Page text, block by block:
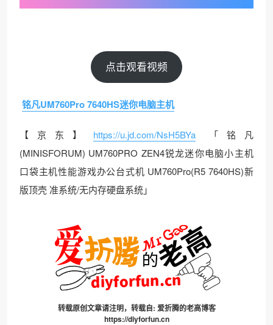
点击观看视频
铭凡UM760Pro 7640HS迷你电脑主机
【京东】 https://u.jd.com/NsH5BYa
「铭凡
(MINISFORUM) UM760PRO ZEN4锐龙迷你电脑小主机
口袋主机性能游戏办公台式机 UM760Pro(R5 7640HS)新
版顶壳 准系统/无内存硬盘系统」
转载原创文章请注明，转载自: 爱折腾的老高博客
https://diyforfun.cn